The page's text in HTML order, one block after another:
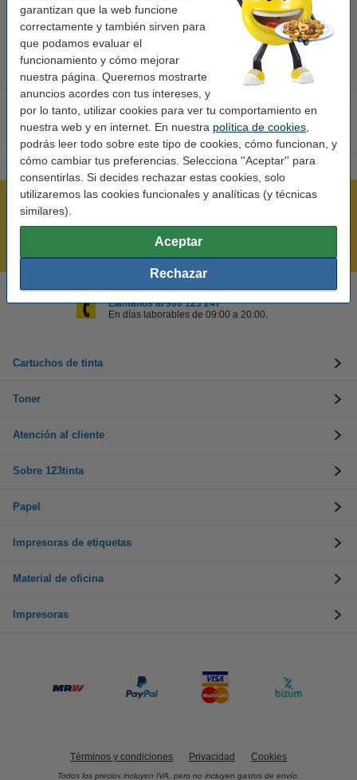
garantizan que la web funcione
correctamente y también sirven para
que podamos evaluar el
funcionamiento y cómo mejorar
nuestra página. Queremos mostrarte
anuncios acordes con tus intereses, y
por lo tanto, utilizar cookies para ver tu comportamiento en
nuestra web y en internet. En nuestra política de cookies
podrás leer todo sobre este tipo de cookies, cómo funcionan, y
cómo cambiar tus preferencias. Selecciona ''Aceptar'' para
consentirlas. Si decides rechazar estas cookies, solo
utilizaremos las cookies funcionales y analíticas (y técnicas
similares).
Aceptar
Rechazar
10,50 € Incl. 21% IVA 14,50 € Incl. 21% IVA
¡Recibe en 24 horas!
Llámanos al 900 123 247
En días laborables de 09:00 a 20:00.
Cartuchos de tinta
Toner
Atención al cliente
Sobre 123tinta
Papel
Impresoras de etiquetas
Material de oficina
Impresoras
Términos y condiciones Privacidad Cookies
Todos los precios incluyen IVA, pero no incluyen gastos de envío.